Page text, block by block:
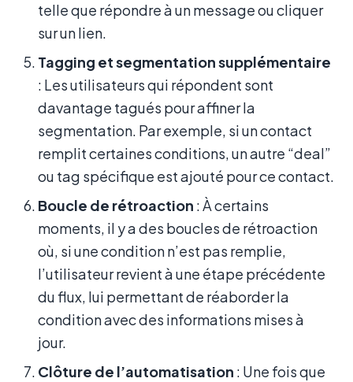
telle que répondre à un message ou cliquer
sur un lien.
Tagging et segmentation supplémentaire
: Les utilisateurs qui répondent sont
davantage tagués pour affiner la
segmentation. Par exemple, si un contact
remplit certaines conditions, un autre “deal”
ou tag spécifique est ajouté pour ce contact.
Boucle de rétroaction : À certains
moments, il y a des boucles de rétroaction
où, si une condition n’est pas remplie,
l’utilisateur revient à une étape précédente
du flux, lui permettant de réaborder la
condition avec des informations mises à
jour.
Clôture de l’automatisation : Une fois que